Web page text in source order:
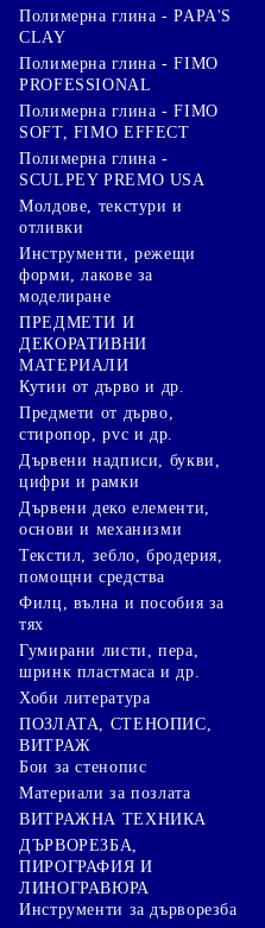
Полимерна глина - PAPA'S
CLAY
Полимерна глина - FIMO
PROFESSIONAL
Полимерна глина - FIMO
SOFT, FIMO EFFECT
Полимерна глина -
SCULPEY PREMO USA
Молдове, текстури и
отливки
Инструменти, режещи
форми, лакове за
моделиране
ПРЕДМЕТИ И
ДЕКОРАТИВНИ
МАТЕРИАЛИ
Кутии от дърво и др.
Предмети от дърво,
стиропор, pvc и др.
Дървени надписи, букви,
цифри и рамки
Дървени деко елементи,
основи и механизми
Текстил, зебло, бродерия,
помощни средства
Филц, вълна и пособия за
тях
Гумирани листи, пера,
шринк пластмаса и др.
Хоби литература
ПОЗЛАТА, СТЕНОПИС,
ВИТРАЖ
Бои за стенопис
Материали за позлата
ВИТРАЖНА ТЕХНИКА
ДЪРВОРЕЗБА,
ПИРОГРАФИЯ И
ЛИНОГРАВЮРА
Инструменти за дърворезба